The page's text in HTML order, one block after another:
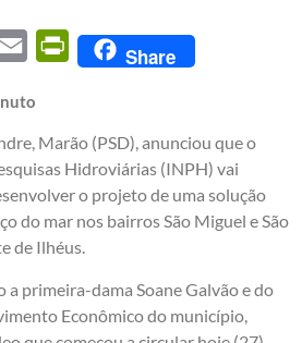
Email PrintFriendly
Share
Marão (PSD), anunciou que o
Hidroviárias (INPH) vai
o projeto de uma solução
do mar nos bairros São Miguel e São
de Ilhéus.
a primeira-dama Soane Galvão e do
Econômico do município,